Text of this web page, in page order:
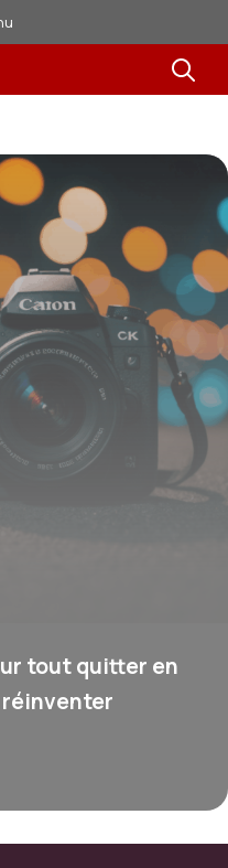
tout quitter en